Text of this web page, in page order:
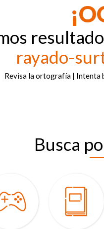
rayado-
Revisa la ortografía | Intenta
Busca